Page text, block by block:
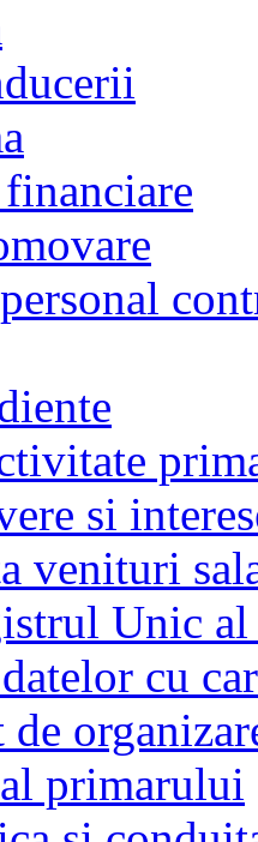
si
venituri
Unic al
cu
de
primarului